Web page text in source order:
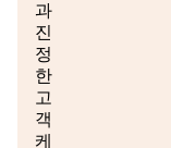
과
진
정
한
고
객
케